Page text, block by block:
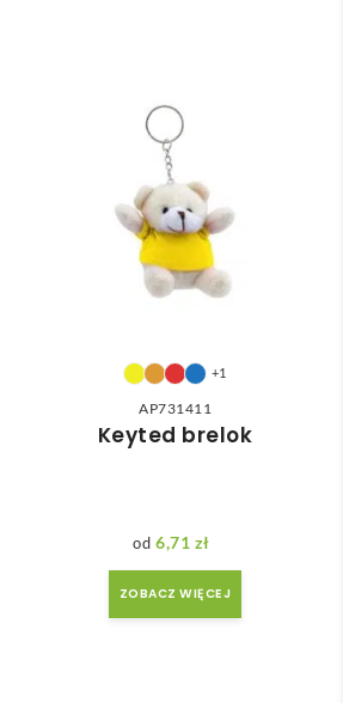
+1
AP731411
Keyted brelok
6,71 zł
ZOBACZ WIĘCEJ